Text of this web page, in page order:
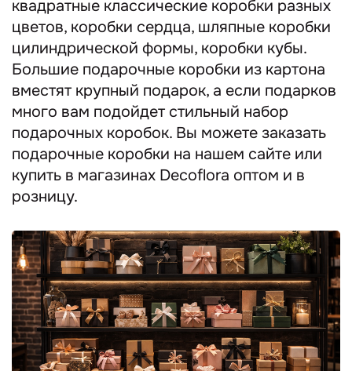
квадратные классические коробки разных
цветов, коробки сердца, шляпные коробки
цилиндрической формы, коробки кубы.
Большие подарочные коробки из картона
вместят крупный подарок, а если подарков
много вам подойдет стильный набор
подарочных коробок. Вы можете заказать
подарочные коробки на нашем сайте или
купить в магазинах Decoflora оптом и в
розницу.